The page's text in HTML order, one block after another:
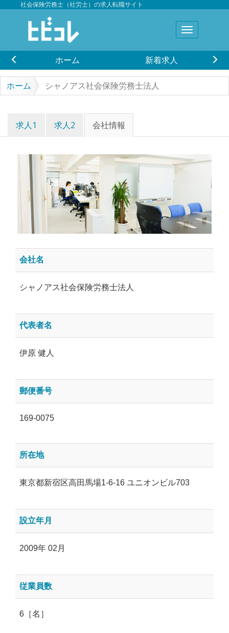
社会保険労務士（社労士）の求人転職サイト
ホーム 新着求人
ホーム シャノアス社会保険労務士法人
求人1 求人2 会社情報
会社名
シャノアス社会保険労務士法人
代表者名
伊原 健人
郵便番号
169-0075
所在地
東京都新宿区高田馬場1-6-16 ユニオンビル703
設立年月
2009年 02月
従業員数
6［名］